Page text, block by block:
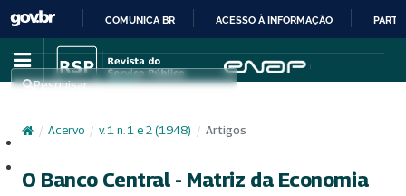
IR
PARA
CONTEÚDO
COMUNICA BR ACESSO À INFORMAÇÃO
Pesquisar
/ Acervo / v. 1 n. 1 e 2 (1948) / Artigos
O Banco Central - Matriz da Economia